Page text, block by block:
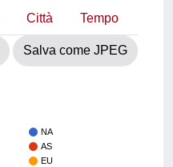
Città Tempo
Salva come JPEG
NA
AS
EU